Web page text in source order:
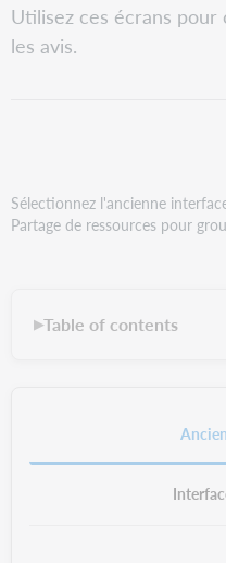
en
tant
Utilisez ces écrans
les avis.
Sélectionnez l'ancienne
Partage de ressources pour
▶Table of contents